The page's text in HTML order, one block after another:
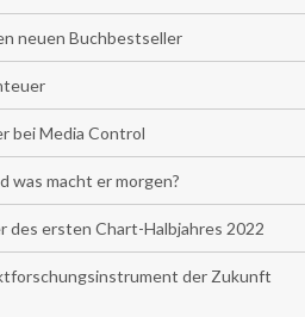
neuen Buchbestseller
bei Media Control
was macht er morgen?
des ersten Chart-Halbjahres 2022
der Zukunft